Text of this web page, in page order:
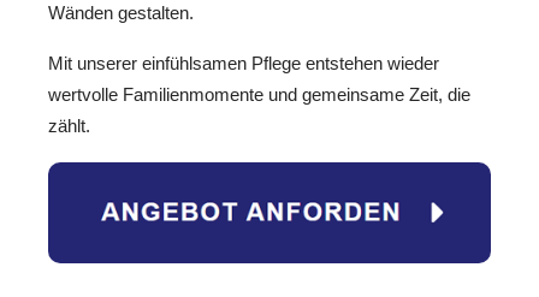
Wänden gestalten.
Mit unserer einfühlsamen Pflege entstehen wieder
wertvolle Familienmomente und gemeinsame Zeit, die
zählt.